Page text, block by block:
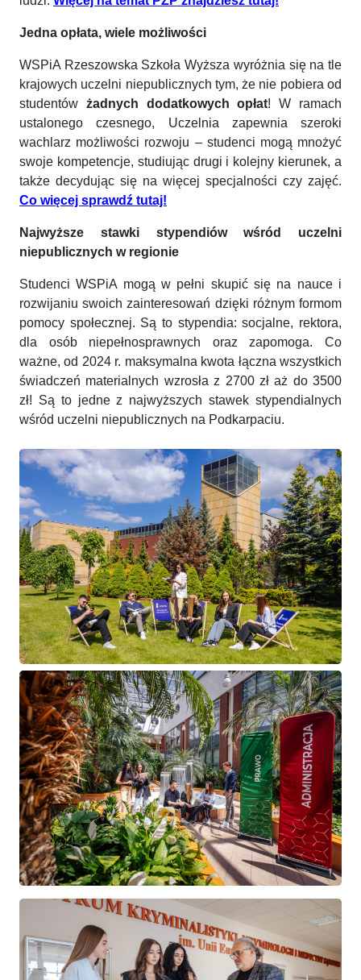
Jedna opłata, wiele możliwości
WSPiA Rzeszowska Szkoła Wyższa wyróżnia się na tle
krajowych uczelni niepublicznych tym, że nie pobiera od
studentów żadnych dodatkowych opłat! W ramach
ustalonego czesnego, Uczelnia zapewnia szeroki
wachlarz możliwości rozwoju – studenci mogą mnożyć
swoje kompetencje, studiując drugi i kolejny kierunek, a
także decydując się na więcej specjalności czy zajęć.
Co więcej sprawdź tutaj!
Najwyższe stawki stypendiów wśród uczelni
niepublicznych w regionie
Studenci WSPiA mogą w pełni skupić się na nauce i
rozwijaniu swoich zainteresowań dzięki różnym formom
pomocy społecznej. Są to stypendia: socjalne, rektora,
dla osób niepełnosprawnych oraz zapomoga. Co
ważne, od 2024 r. maksymalna kwota łączna wszystkich
świadczeń materialnych wzrosła z 2700 zł aż do 3500
zł! Są to jedne z najwyższych stawek stypendialnych
wśród uczelni niepublicznych na Podkarpaciu.